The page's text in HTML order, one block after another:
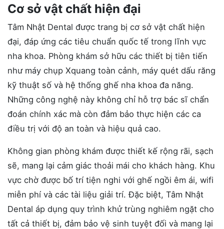
Cơ sở vật chất hiện đại
Tâm Nhật Dental được trang bị cơ sở vật chất hiện
đại, đáp ứng các tiêu chuẩn quốc tế trong lĩnh vực
nha khoa. Phòng khám sở hữu các thiết bị tiên tiến
như máy chụp Xquang toàn cảnh, máy quét dấu răng
kỹ thuật số và hệ thống ghế nha khoa đa năng.
Những công nghệ này không chỉ hỗ trợ bác sĩ chẩn
đoán chính xác mà còn đảm bảo thực hiện các ca
điều trị với độ an toàn và hiệu quả cao.
Không gian phòng khám được thiết kế rộng rãi, sạch
sẽ, mang lại cảm giác thoải mái cho khách hàng. Khu
vực chờ được bố trí tiện nghi với ghế ngồi êm ái, wifi
miễn phí và các tài liệu giải trí. Đặc biệt, Tâm Nhật
Dental áp dụng quy trình khử trùng nghiêm ngặt cho
tất cả thiết bị, đảm bảo vệ sinh tuyệt đối và mang lại